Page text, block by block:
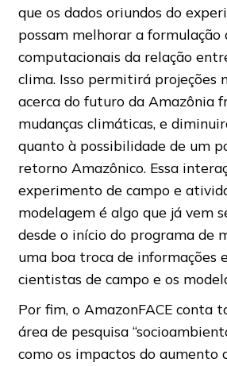
que os dados oriundos do
possam melhorar a formulação
computacionais da relação
clima. Isso permitirá projeções
acerca do futuro da Amazônia
mudanças climáticas, e
quanto à possibilidade de um
retorno Amazônico. Essa
experimento de campo e
modelagem é algo que já vem
desde o início do programa de
uma boa troca de informações
cientistas de campo e os
Por fim, o AmazonFACE conta
área de pesquisa
como os impactos do aumento